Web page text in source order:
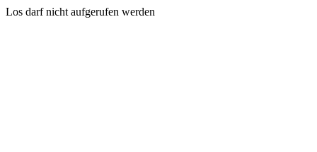
Los darf nicht aufgerufen werden